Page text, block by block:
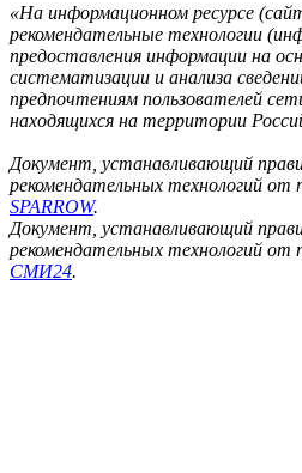
«На информационном ресурсе
рекомендательные технологии
предоставления информации на
систематизации и анализа
предпочтениям пользователей
находящихся на территории
Документ, устанавливающий
рекомендательных технологий
SPARROW.
Документ, устанавливающий
рекомендательных технологий
СМИ24.